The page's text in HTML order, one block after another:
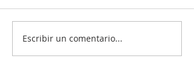
Escribir un comentario...